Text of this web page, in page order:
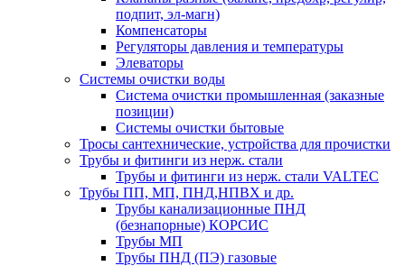
подпит, эл-магн)
Компенсаторы
Регуляторы давления и температуры
Элеваторы
Системы очистки воды
Система очистки промышленная (заказные
позиции)
Системы очистки бытовые
Тросы сантехнические, устройства для прочистки
Трубы и фитинги из нерж. стали
Трубы и фитинги из нерж. стали VALTEC
Трубы ПП, МП, ПНД,НПВХ и др.
Трубы канализационные ПНД
(безнапорные) КОРСИС
Трубы МП
Трубы ПНД (ПЭ) газовые